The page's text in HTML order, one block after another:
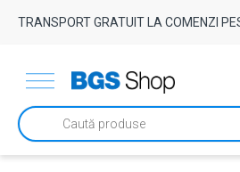
TRANSPORT GRATUIT LA COMENZI
Products
search